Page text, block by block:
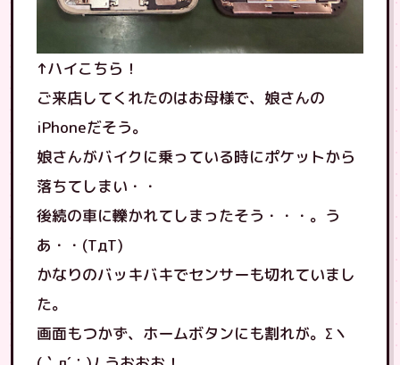
↑ハイこちら！
ご来店してくれたのはお母様で、娘さんの
iPhoneだそう。
娘さんがバイクに乗っている時にポケットから
落ちてしまい・・
後続の車に轢かれてしまったそう・・・。う
あ・・(TдT)
かなりのバッキバキでセンサーも切れていまし
た。
画面もつかず、ホームボタンにも割れが。Σヽ